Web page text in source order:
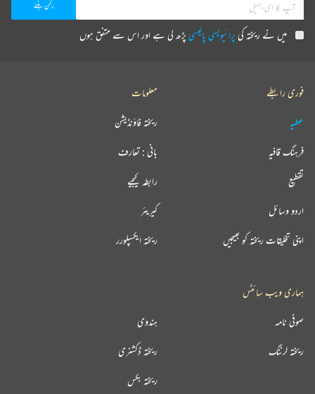
میں نے ریختہ کیپرائیویسی پالیسیپڑھ لی ہے اور اس سے متفق ہوں
فوری رابطے
عطیہ
فرہنگ قافیہ
تقطیع
اردو وسائل
اپنی تخلیقات ریختہ کو بھیجیں
معلومات
ریختہ فاؤنڈیشن
بانی : تعارف
رابطہ کیجیے
کیریئر
ریختہ ایکسپلورر
ہماری ویب سائٹس
ہندوی صوفی نامہ
ریختہ ڈکشنری ریختہ لرننگ
ریختہ بکس